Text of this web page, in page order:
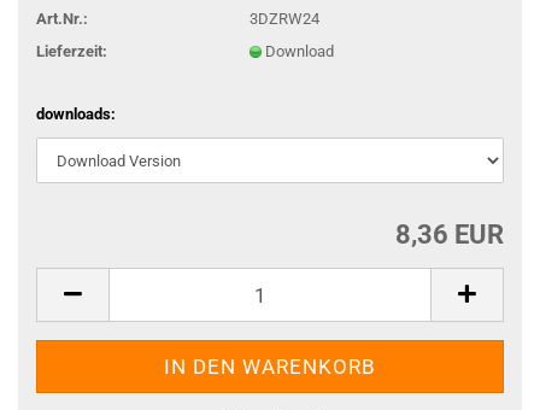
Art.Nr.:
3DZRW24
Lieferzeit:
Download
downloads:
8,36 EUR